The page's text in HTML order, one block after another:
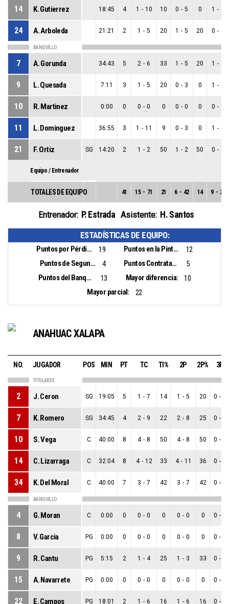
14 K. Gutierrez 18:45 4 1 - 10 10 0 - 5 0 1 - 5
24 A. Arboleda 21:21 2 1 - 5 20 1 - 5 20 0 - 0
BANQUILLO
7 A. Gorunda 34:43 5 2 - 6 33 1 - 5 20 1 - 1
9 L. Quesada 7:11 3 1 - 5 20 0 - 3 0 1 - 2
10 R. Martinez 0:00 0 0 - 0 0 0 - 0 0 0 - 0
11 L. Dominguez 36:55 3 1 - 11 9 0 - 3 0 1 - 8
21 F. Ortiz SG 14:20 2 1 - 2 50 1 - 2 50 0 - 0
Equipo / Entrenador
TOTALES DE EQUIPO 41 15 - 71 21 6 - 42 14 9 - 29
Entrenador: P. Estrada Asistente: H. Santos
ESTADÍSTICAS DE EQUIPO:
Puntos por Pérdidas: 19 Puntos en la Pintura:
12
Puntos de Segunda Oportunidad:
4 Puntos Contrataque:
5
Puntos del Banquillo:
13 Mayor diferencia:
10
Mayor parcial:
22
ANAHUAC XALAPA
NO. JUGADOR POS MIN PT TC TI% 2P 2P% 3P
TITULARES
2 J. Ceron SG 19:05 5 1 - 7 14 1 - 5 20 0 -
7 K. Romero SG 34:45 4 2 - 9 22 2 - 8 25 0 -
10 S. Vega C 40:00 8 4 - 8 50 4 - 8 50 0 -
14 C. Lizarraga C 32:04 8 4 - 12 33 4 - 11 36 0 -
34 K. Del Moral C 40:00 7 3 - 7 42 3 - 7 42 0 -
BANQUILLO
4 G. Moran C 0:00 0 0 - 0 0 0 - 0 0 0 -
8 V. Garcia PG 0:00 0 0 - 0 0 0 - 0 0 0 -
9 R. Cantu PG 5:15 2 1 - 4 25 1 - 3 33 0 -
15 A. Navarrete PG 0:00 0 0 - 0 0 0 - 0 0 0 -
22 E. Campos PG 18:01 2 1 - 6 16 1 - 6 16 0 -